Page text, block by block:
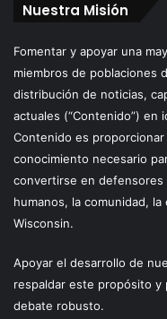
Nuestra Misión
Fomentar y apoyar una
miembros de poblaciones
distribución de noticias,
actuales (“Contenido”) en
Contenido es
conocimiento necesario
convertirse en
humanos, la comunidad,
Wisconsin.
Apoyar el desarrollo de
respaldar este propósito y
debate robusto.